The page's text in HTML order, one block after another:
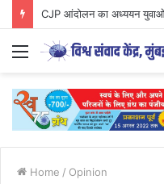
CJP आंदोलन का अध्ययन
Menu
Home / Opinion